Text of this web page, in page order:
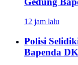
12 jam lalu
Polisi
Bapenda